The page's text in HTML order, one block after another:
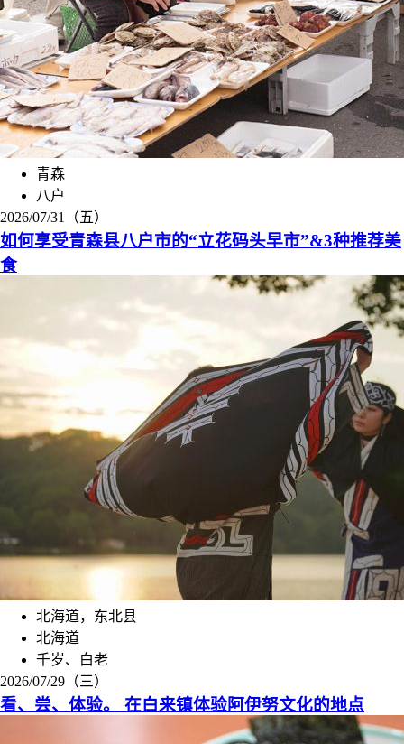
青森
八户
2026/07/31（五）
如何享受青森县八户市的“立花码头早市”&3种推荐美
食
北海道，东北县
北海道
千岁、白老
2026/07/29（三）
看、尝、体验。 在白来镇体验阿伊努文化的地点